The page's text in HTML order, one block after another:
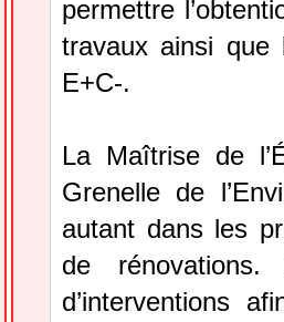
permettre
travaux ainsi que
E+C-.
La Maîtrise de
Grenelle de
autant dans les
de
d’interventions